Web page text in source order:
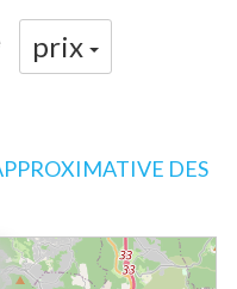
prix
DES